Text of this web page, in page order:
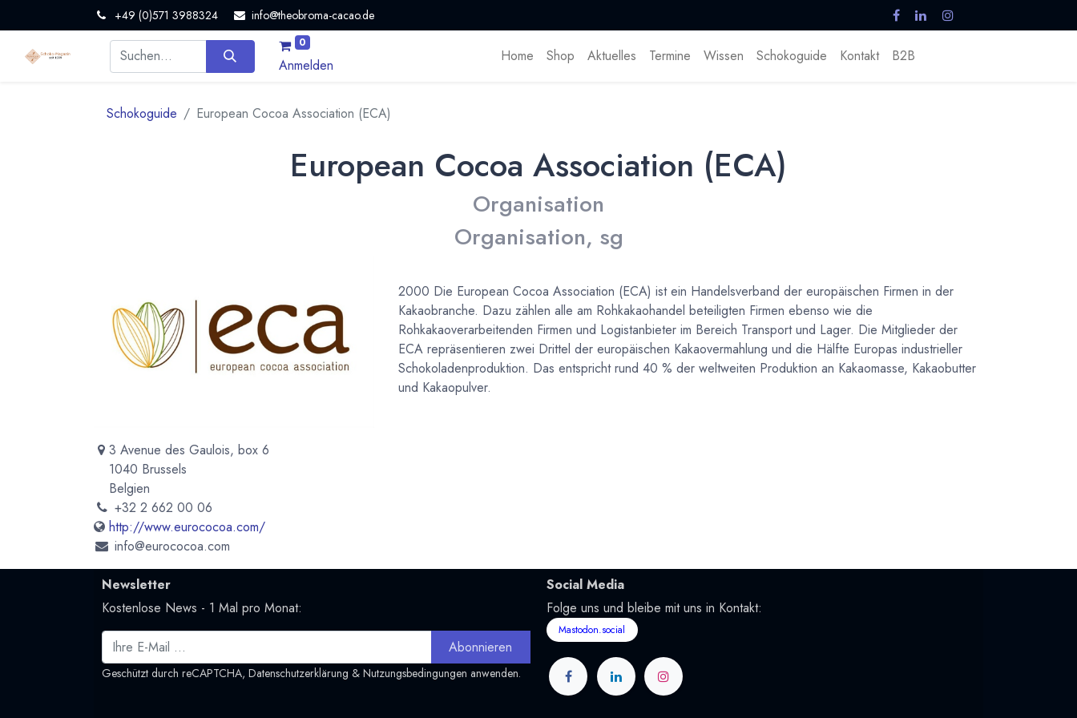
+49 (0)571 3988324 info@theobroma-cacao.de
0
Anmelden
Home Shop Aktuelles Termine Wissen Schokoguide Kontakt B2B
Schokoguide European Cocoa Association (ECA)
European Cocoa Association (ECA)
Organisation
Organisation, sg
3 Avenue des Gaulois, box 6
1040 Brussels
Belgien
+32 2 662 00 06
http://www.eurococoa.com/
info@eurococoa.com
2000 Die European Cocoa Association (ECA) ist ein Handelsverband der europäischen Firmen in der
Kakaobranche. Dazu zählen alle am Rohkakaohandel beteiligten Firmen ebenso wie die
Rohkakaoverarbeitenden Firmen und Logistanbieter im Bereich Transport und Lager. Die Mitglieder der
ECA repräsentieren zwei Drittel der europäischen Kakaovermahlung und die Hälfte Europas industrieller
Schokoladenproduktion. Das entspricht rund 40 % der weltweiten Produktion an Kakaomasse, Kakaobutter
und Kakaopulver.
Newsletter
Kostenlose News - 1 Mal pro Monat:
Abonnieren
Geschützt durch reCAPTCHA, Datenschutzerklärung & Nutzungsbedingungen anwenden.
Social Media
Folge uns und bleibe mit uns in Kontakt:
Mastodon.social